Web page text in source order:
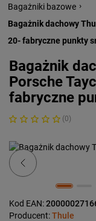
Bagażniki bazowe ›
Bagażnik dachowy
20- fabryczne punkty
Bagażnik
Porsche
fabryczne
(0)
Previous
Kod EAN:
Producent:Thule